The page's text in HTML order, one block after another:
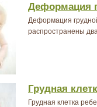
Деформация
Деформация
распространены
Грудная
Грудная клетка